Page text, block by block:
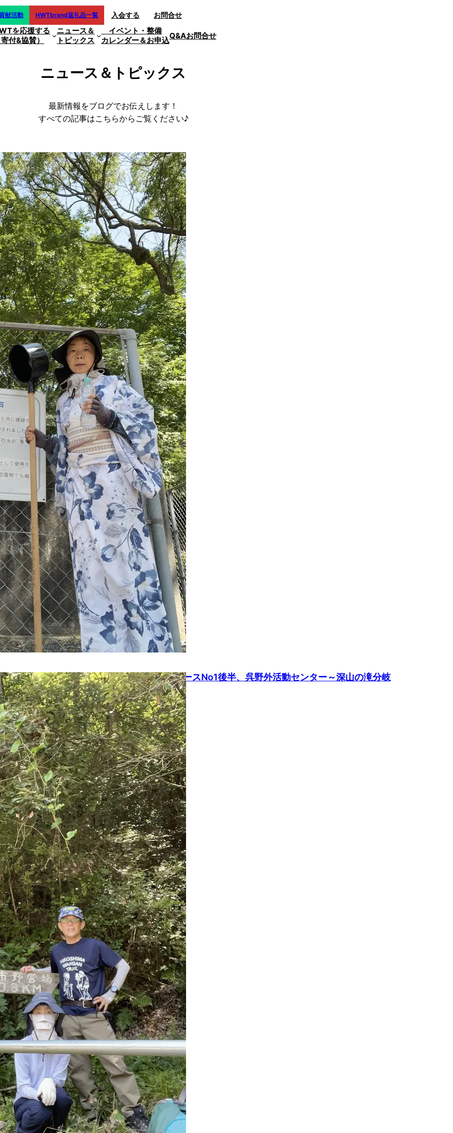
献活動 HWTbrand返礼品一覧 入会する お問合せ
を応援する
付&協賛）
ニュース＆
トピックス
イベント・整備
カレンダー＆お申込Q&Aお問合せ
ニュース＆トピックス
最新情報をブログでお伝えします！
すべての記事はこちらからご覧ください♪
原爆献水採水＆感謝の整備＠似島
満解消！定例整備で出口すっきり♪広島コースNo1後半、呉野外活動センター～深山の滝分岐